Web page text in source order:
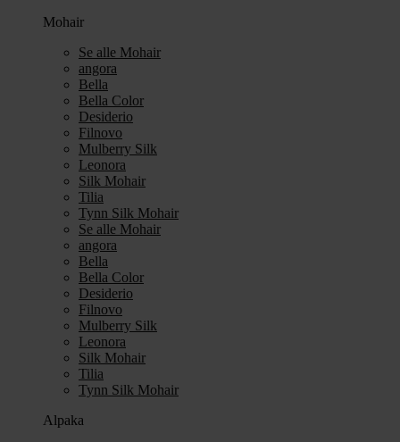
Mohair
Se alle Mohair
angora
Bella
Bella Color
Desiderio
Filnovo
Mulberry Silk
Leonora
Silk Mohair
Tilia
Tynn Silk Mohair
Se alle Mohair
angora
Bella
Bella Color
Desiderio
Filnovo
Mulberry Silk
Leonora
Silk Mohair
Tilia
Tynn Silk Mohair
Alpaka